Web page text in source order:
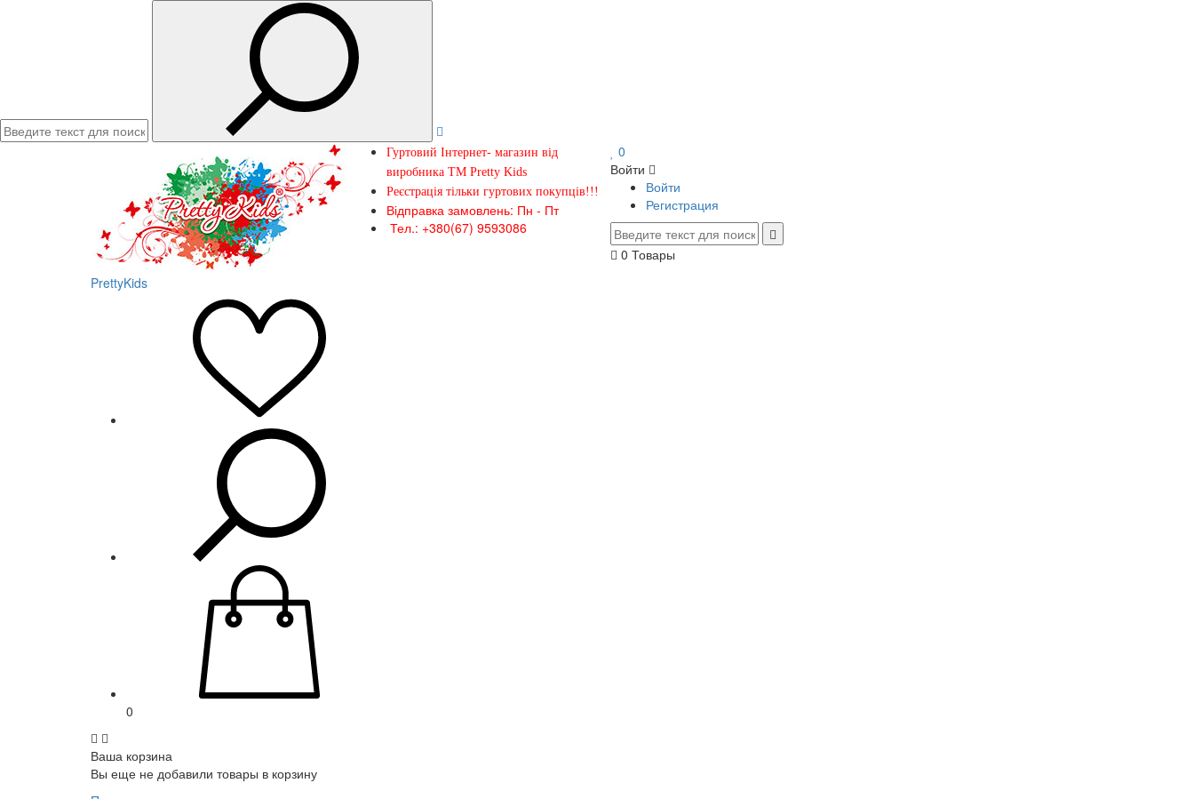
PrettyKids
0
Гуртовий Інтернет- магазин від
виробника ТМ Pretty Kids
Реєстрація тільки гуртових покупців!!!
Відправка замовлень: Пн - Пт
Тел.: +380(67) 9593086
0
Войти
Войти
Регистрация
0 Товары
Ваша корзина
Вы еще не добавили товары в корзину